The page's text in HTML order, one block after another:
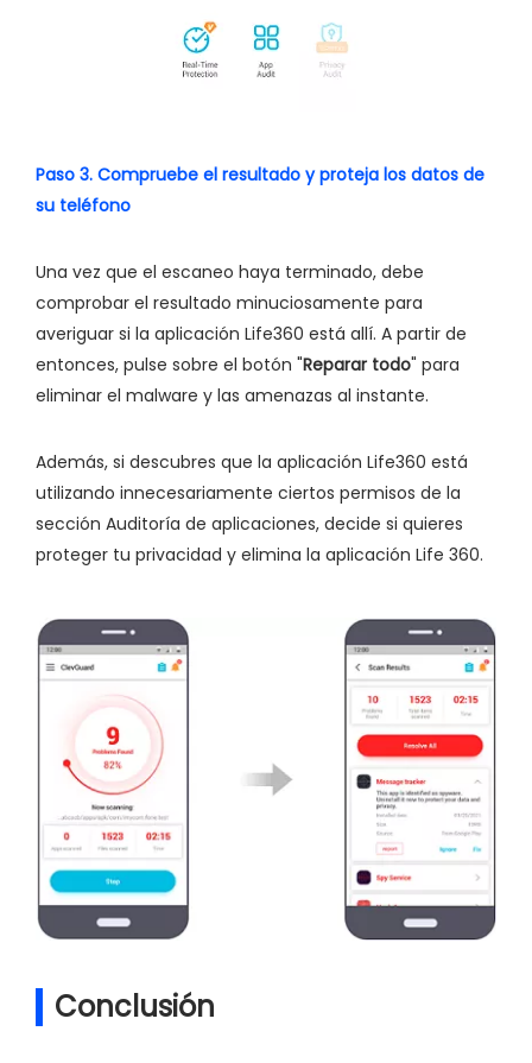
Paso 3. Compruebe el resultado y proteja los datos de
su teléfono
Una vez que el escaneo haya terminado, debe
comprobar el resultado minuciosamente para
averiguar si la aplicación Life360 está allí. A partir de
entonces, pulse sobre el botón "Reparar todo" para
eliminar el malware y las amenazas al instante.
Además, si descubres que la aplicación Life360 está
utilizando innecesariamente ciertos permisos de la
sección Auditoría de aplicaciones, decide si quieres
proteger tu privacidad y elimina la aplicación Life 360.
Conclusión